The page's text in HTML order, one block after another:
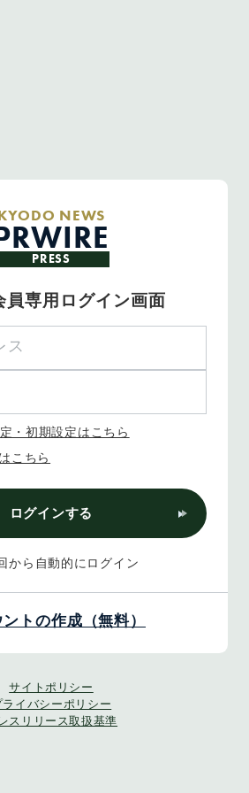
NEWS
PRESS
員専用ログイン画面
・初期設定はこちら
こちら
ログインする
から自動的にログイン
トの作成（無料）
サイトポリシー
ライバシーポリシー
スリリース取扱基準